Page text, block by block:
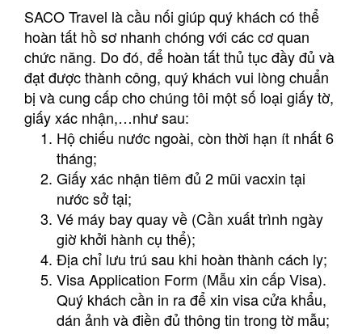
SACO Travel là cầu nối giúp quý khách có thể
hoàn tất hồ sơ nhanh chóng với các cơ quan
chức năng. Do đó, để hoàn tất thủ tục đầy đủ và
đạt được thành công, quý khách vui lòng chuẩn
bị và cung cấp cho chúng tôi một số loại giấy tờ,
giấy xác nhận,…như sau:
Hộ chiếu nước ngoài, còn thời hạn ít nhất 6
tháng;
Giấy xác nhận tiêm đủ 2 mũi vacxin tại
nước sở tại;
Vé máy bay quay về (Cần xuất trình ngày
giờ khởi hành cụ thể);
Địa chỉ lưu trú sau khi hoàn thành cách ly;
Visa Application Form (Mẫu xin cấp Visa).
Quý khách cần in ra để xin visa cửa khẩu,
dán ảnh và điền đủ thông tin trong tờ mẫu;